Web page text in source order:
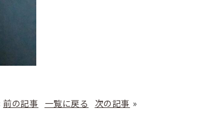
前の記事 一覧に戻る 次の記事 »